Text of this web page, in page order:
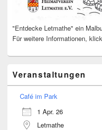
"Entdecke Letmathe" ein
Für weitere Informationen,
Veranstaltungen
Café im Park
1 Apr. 26
Letmathe